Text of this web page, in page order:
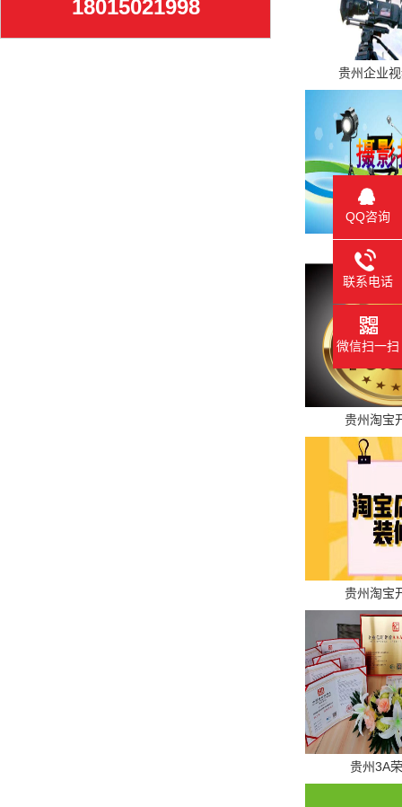
18015021998
贵州企业
贵州商业
贵州淘宝
贵州淘宝
贵州3A
QQ咨询
联系电话
微信扫一扫